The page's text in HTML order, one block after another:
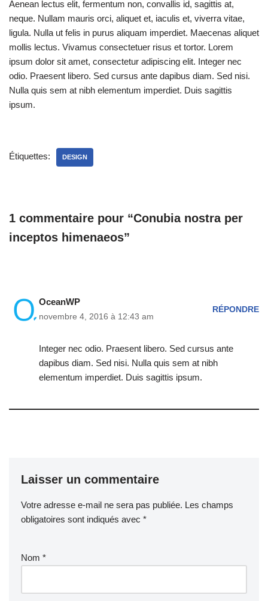
Aenean lectus elit, fermentum non, convallis id, sagittis at,
neque. Nullam mauris orci, aliquet et, iaculis et, viverra vitae,
ligula. Nulla ut felis in purus aliquam imperdiet. Maecenas aliquet
mollis lectus. Vivamus consectetuer risus et tortor. Lorem
ipsum dolor sit amet, consectetur adipiscing elit. Integer nec
odio. Praesent libero. Sed cursus ante dapibus diam. Sed nisi.
Nulla quis sem at nibh elementum imperdiet. Duis sagittis
ipsum.
Étiquettes: DESIGN
1 commentaire pour “Conubia nostra per
inceptos himenaeos”
OceanWP
novembre 4, 2016 à 12:43 am
RÉPONDRE
Integer nec odio. Praesent libero. Sed cursus ante
dapibus diam. Sed nisi. Nulla quis sem at nibh
elementum imperdiet. Duis sagittis ipsum.
Laisser un commentaire
Votre adresse e-mail ne sera pas publiée. Les champs
obligatoires sont indiqués avec *
Nom *